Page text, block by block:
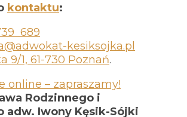
kontaktu:
689
kesiksojka.pl
9/1, 61-730 Poznań.
online – zapraszamy!
Rodzinnego i
adw. Iwony Kęsik-Sójki